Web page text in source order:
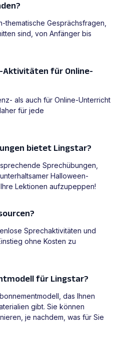
thematische Gesprächsfragen,
sind, von Anfänger bis
Aktivitäten für Online-
als auch für Online-Unterricht
für jede
bietet Lingstar?
Sprechübungen,
Halloween-
Lektionen aufzupeppen!
Sprechaktivitäten und
ohne Kosten zu
für Lingstar?
das Ihnen
gibt. Sie können
je nachdem, was für Sie